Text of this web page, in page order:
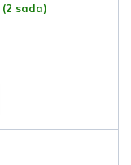
(2 sada)